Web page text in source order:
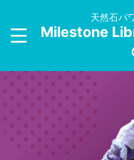
天然石パ
Milestone